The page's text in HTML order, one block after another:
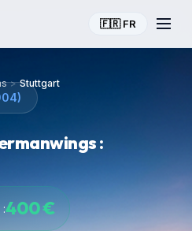
🇫🇷 FR
> Stuttgart
:
400 €